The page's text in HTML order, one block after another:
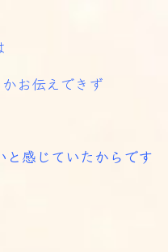
お伝えできず
と感じていたからです